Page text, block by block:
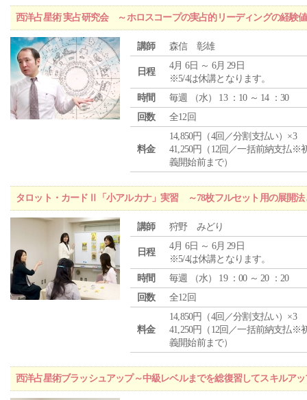
西洋占星術 実占研究会 ～ホロスコープの実占的リーディングの経験
講師 森信 彰雄
日程
4月 6日 ～ 6月 29日
※5/4は休講となります。
時間
毎週 （水） 13 ：10 ～ 14 ：30
回数
全12回
料金
14,850円（4回／分割支払い）×3
41,250円（12回／一括前納支払※
義開始前まで）
タロット・カードⅡ「小アルカナ」実習 ～78枚フルセット用の展開法
講師 狩野 みどり
日程
4月 6日 ～ 6月 29日
※5/4は休講となります。
時間
毎週 （水） 19 ：00 ～ 20 ：20
回数
全12回
料金
14,850円（4回／分割支払い）×3
41,250円（12回／一括前納支払※
義開始前まで）
西洋占星術ブラッシュアップ～中級レベルまでを総復習してスキルア